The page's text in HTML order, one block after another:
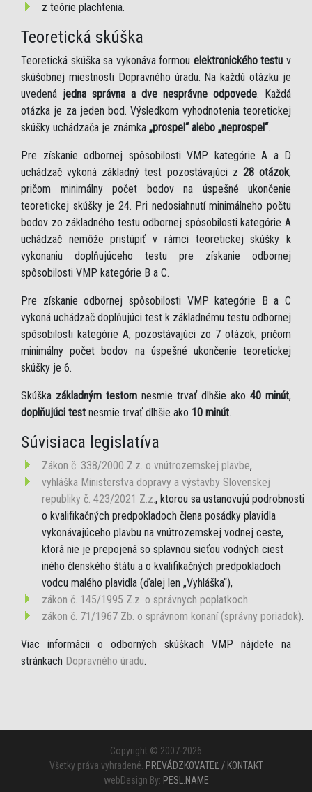
z teórie plachtenia.
Teoretická skúška
Teoretická skúška sa vykonáva formou elektronického testu v
skúšobnej miestnosti Dopravného úradu. Na každú otázku je
uvedená jedna správna a dve nesprávne odpovede. Každá
otázka je za jeden bod. Výsledkom vyhodnotenia teoretickej
skúšky uchádzača je známka „prospel“ alebo „neprospel“.
Pre získanie odbornej spôsobilosti VMP kategórie A a D
uchádzač vykoná základný test pozostávajúci z 28 otázok,
pričom minimálny počet bodov na úspešné ukončenie
teoretickej skúšky je 24. Pri nedosiahnutí minimálneho počtu
bodov zo základného testu odbornej spôsobilosti kategórie A
uchádzač nemôže pristúpiť v rámci teoretickej skúšky k
vykonaniu doplňujúceho testu pre získanie odbornej
spôsobilosti VMP kategórie B a C.
Pre získanie odbornej spôsobilosti VMP kategórie B a C
vykoná uchádzač doplňujúci test k základnému testu odbornej
spôsobilosti kategórie A, pozostávajúci zo 7 otázok, pričom
minimálny počet bodov na úspešné ukončenie teoretickej
skúšky je 6.
Skúška základným testom nesmie trvať dlhšie ako 40 minút,
doplňujúci test nesmie trvať dlhšie ako 10 minút.
Súvisiaca legislatíva
Zákon č. 338/2000 Z.z. o vnútrozemskej plavbe,
vyhláška Ministerstva dopravy a výstavby Slovenskej
republiky č. 423/2021 Z.z., ktorou sa ustanovujú podrobnosti
o kvalifikačných predpokladoch člena posádky plavidla
vykonávajúceho plavbu na vnútrozemskej vodnej ceste,
ktorá nie je prepojená so splavnou sieťou vodných ciest
iného členského štátu a o kvalifikačných predpokladoch
vodcu malého plavidla (ďalej len „Vyhláška“),
zákon č. 145/1995 Z.z. o správnych poplatkoch
zákon č. 71/1967 Zb. o správnom konaní (správny poriadok).
Viac informácii o odborných skúškach VMP nájdete na
stránkach Dopravného úradu.
Copyright © 2007-2026
Všetky práva vyhradené. PREVÁDZKOVATEĽ / KONTAKT
webDesign By: PESL.NAME